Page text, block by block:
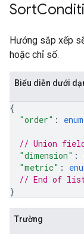
Sort
Hướng sắp xếp
hoặc chỉ số.
Biểu diễn dưới
{
"order" :
// Union
"dimension" :
"metric" :
// End of
}
Trường